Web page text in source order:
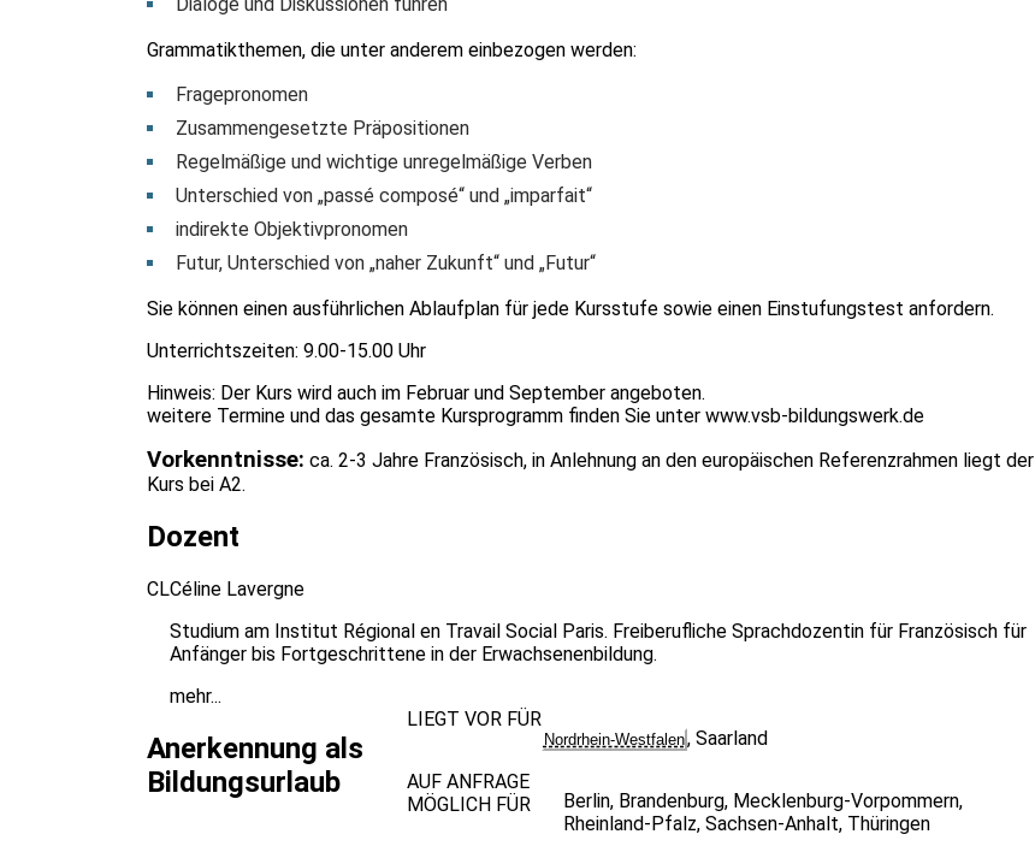
Grammatikthemen, die unter anderem einbezogen werden:
Fragepronomen
Zusammengesetzte Präpositionen
Regelmäßige und wichtige unregelmäßige Verben
Unterschied von „passé composé“ und „imparfait“
indirekte Objektivpronomen
Futur, Unterschied von „naher Zukunft“ und „Futur“
Sie können einen ausführlichen Ablaufplan für jede Kursstufe sowie einen Einstufungstest anfordern.
Unterrichtszeiten: 9.00-15.00 Uhr
Hinweis: Der Kurs wird auch im Februar und September angeboten.
weitere Termine und das gesamte Kursprogramm finden Sie unter www.vsb-bildungswerk.de
Vorkenntnisse: ca. 2-3 Jahre Französisch, in Anlehnung an den europäischen Referenzrahmen liegt der
Kurs bei A2.
Dozent
CLCéline Lavergne
Studium am Institut Régional en Travail Social Paris. Freiberufliche Sprachdozentin für Französisch für
Anfänger bis Fortgeschrittene in der Erwachsenenbildung.
mehr...
Anerkennung als
Bildungsurlaub
LIEGT VOR FÜR
Nordrhein-Westfalen, Saarland
AUF ANFRAGE
MÖGLICH FÜR
Berlin, Brandenburg, Mecklenburg-Vorpommern,
Rheinland-Pfalz,Sachsen-Anhalt, Thüringen